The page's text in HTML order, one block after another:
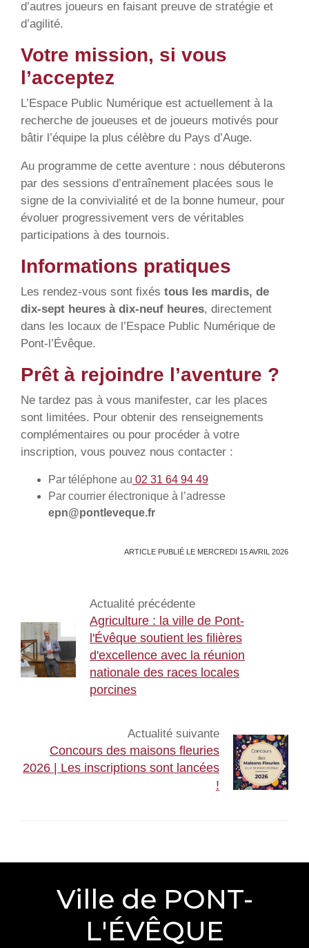
d’autres joueurs en faisant preuve de stratégie et
d’agilité.
Votre mission, si vous
l’acceptez
L’Espace Public Numérique est actuellement à la
recherche de joueuses et de joueurs motivés pour
bâtir l’équipe la plus célèbre du Pays d’Auge.
Au programme de cette aventure : nous débuterons
par des sessions d’entraînement placées sous le
signe de la convivialité et de la bonne humeur, pour
évoluer progressivement vers de véritables
participations à des tournois.
Informations pratiques
Les rendez-vous sont fixés tous les mardis, de
dix-sept heures à dix-neuf heures, directement
dans les locaux de l’Espace Public Numérique de
Pont-l’Évêque.
Prêt à rejoindre l’aventure ?
Ne tardez pas à vous manifester, car les places
sont limitées. Pour obtenir des renseignements
complémentaires ou pour procéder à votre
inscription, vous pouvez nous contacter :
Par téléphone au 02 31 64 94 49
Par courrier électronique à l’adresse
epn@pontleveque.fr
ARTICLE PUBLIÉ LE MERCREDI 15 AVRIL 2026
Actualité précédente
Agriculture : la ville de Pont-
l'Évêque soutient les filières
d'excellence avec la réunion
nationale des races locales
porcines
Actualité suivante
Concours des maisons fleuries
2026 | Les inscriptions sont lancées
!
Ville de PONT-
L'ÉVÊQUE